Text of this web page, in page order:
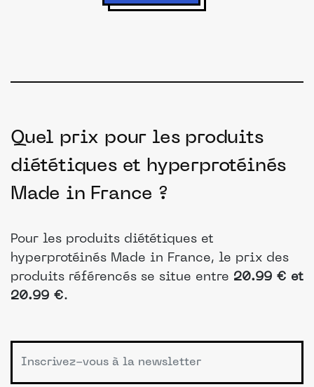
Quel prix pour les produits
diététiques et hyperprotéinés
Made in France ?
Pour les produits diététiques et
hyperprotéinés Made in France, le prix des
produits référencés se situe entre 20.99 € et
20.99 €.